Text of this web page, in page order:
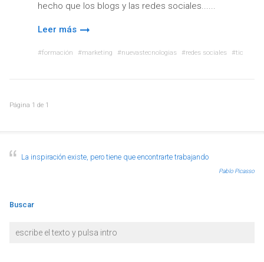
hecho que los blogs y las redes sociales...
Leer más
formación marketing nuevastecnologias redes sociales tic
Página 1 de 1
La inspiración existe, pero tiene que encontrarte trabajando
Pablo Picasso
Buscar